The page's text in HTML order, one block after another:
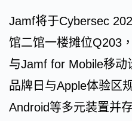
Jamf将于Cybersec
馆二馆一楼摊位Q203
与Jamf for Mobile移动
品牌日与Apple体验区
Android等多元装置并